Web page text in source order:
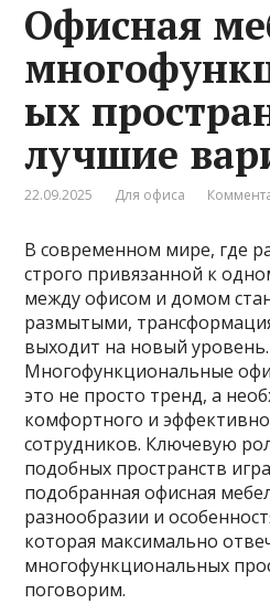
Офисная
ых
лучшие
22.09.2025 Для офиса
В современном мире, где
строго привязанной к
между офисом и домом
размытыми,
выходит на новый уровень.
Многофункциональные
это не просто тренд, а
комфортного и
сотрудников. Ключевую
подобных пространств
подобранная офисная
разнообразии и
которая максимально
многофункциональных
поговорим.